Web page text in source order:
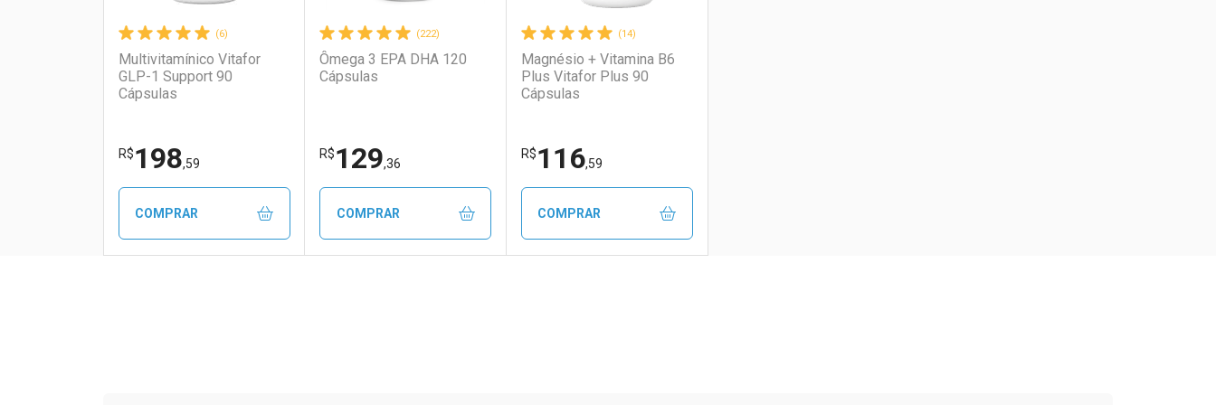
(6)
Multivitamínico Vitafor
GLP-1 Support 90
Cápsulas
R$198,59
COMPRAR
(222)
Ômega 3 EPA DHA 120
Cápsulas
R$129,36
COMPRAR
(14)
Magnésio + Vitamina B6
Plus Vitafor Plus 90
Cápsulas
R$116,59
COMPRAR